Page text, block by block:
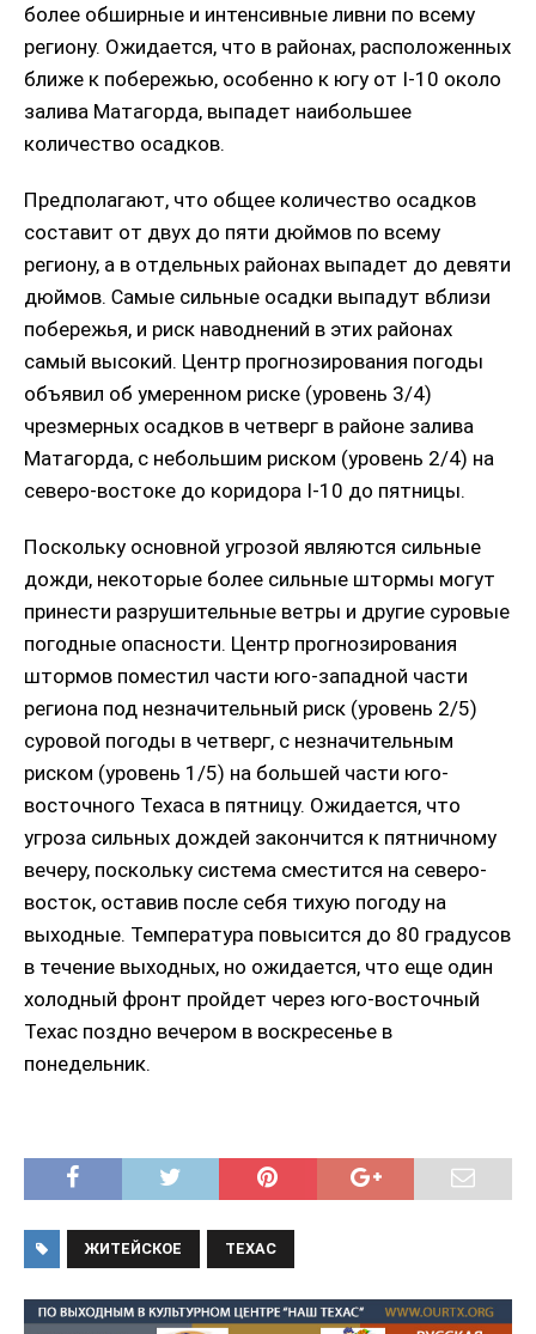
более обширные и интенсивные ливни по всему
региону. Ожидается, что в районах, расположенных
ближе к побережью, особенно к югу от I-10 около
залива Матагорда, выпадет наибольшее
количество осадков.
Предполагают, что общее количество осадков
составит от двух до пяти дюймов по всему
региону, а в отдельных районах выпадет до девяти
дюймов. Самые сильные осадки выпадут вблизи
побережья, и риск наводнений в этих районах
самый высокий. Центр прогнозирования погоды
объявил об умеренном риске (уровень 3/4)
чрезмерных осадков в четверг в районе залива
Матагорда, с небольшим риском (уровень 2/4) на
северо-востоке до коридора I-10 до пятницы.
Поскольку основной угрозой являются сильные
дожди, некоторые более сильные штормы могут
принести разрушительные ветры и другие суровые
погодные опасности. Центр прогнозирования
штормов поместил части юго-западной части
региона под незначительный риск (уровень 2/5)
суровой погоды в четверг, с незначительным
риском (уровень 1/5) на большей части юго-
восточного Техаса в пятницу. Ожидается, что
угроза сильных дождей закончится к пятничному
вечеру, поскольку система сместится на северо-
восток, оставив после себя тихую погоду на
выходные. Температура повысится до 80 градусов
в течение выходных, но ожидается, что еще один
холодный фронт пройдет через юго-восточный
Техас поздно вечером в воскресенье в
понедельник.
ЖИТЕЙСКОЕ ТЕХАС